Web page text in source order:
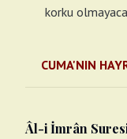
korku
CUMA'NIN
Âl-i İmrân